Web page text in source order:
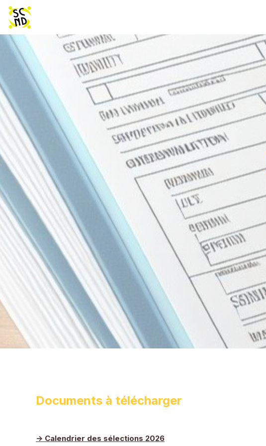
Documents à télécharger
-> Calendrier des sélections 2026